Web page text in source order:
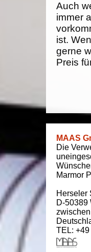
Auch
immer
ist.
gerne
Preis
MAAS
Die
Marmor
Herseler
D-50389
zwischen
TEL: